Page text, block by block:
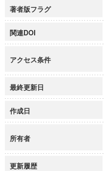
著者版フラグ
関連DOI
アクセス条件
最終更新日
作成日
所有者
更新履歴